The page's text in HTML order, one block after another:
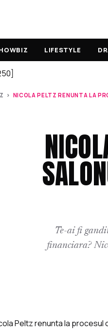
LIFESTYLE
› NICOLA PELTZ RENUNTA LA
Te-ai fi
financiara?